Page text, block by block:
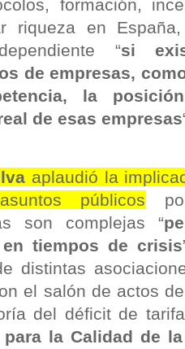
formación,
riqueza en
“si
de empresas,
la
de esas empresas
aplaudió la
públicos
son complejas “
tiempos de crisis
distintas
el salón de actos
del déficit de
para la Calidad de